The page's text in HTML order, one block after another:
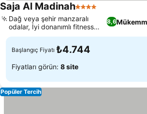
Saja Al Madinah4 Yıldız
8,6
Dağ veya şehir manzaralı
odalar, İyi donanımlı fitness
merkezi
Başlangıç Fiyatı ₺4.744
Fiyatları görün: 8 site
Popüler Tercih